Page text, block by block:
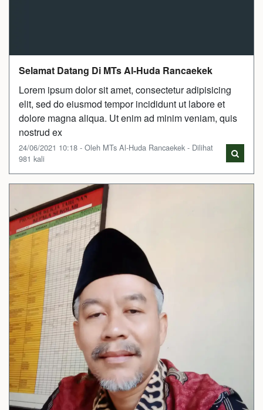
Selamat Datang Di MTs Al-Huda Rancaekek
Lorem ipsum dolor sit amet, consectetur adipisicing
elit, sed do eiusmod tempor incididunt ut labore et
dolore magna aliqua. Ut enim ad minim veniam, quis
nostrud ex
24/06/2021 10:18 - Oleh MTs Al-Huda Rancaekek - Dilihat
981 kali